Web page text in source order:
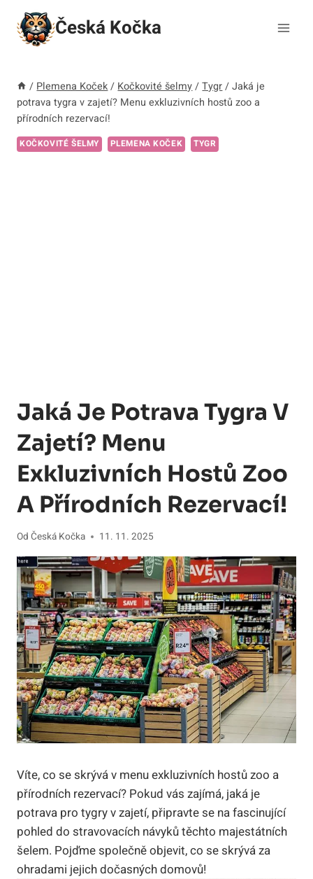
Přeskočit
obsah
Česká Kočka
/ Plemena Koček / Kočkovité šelmy / Tygr / Jaká je
potrava tygra v zajetí? Menu exkluzivních hostů zoo a
přírodních rezervací!
KOČKOVITÉ ŠELMY PLEMENA KOČEK TYGR
Jaká Je Potrava Tygra V
Zajetí? Menu
Exkluzivních Hostů Zoo
A Přírodních Rezervací!
Od Česká Kočka 11. 11. 2025
Víte, co se skrývá v menu exkluzivních hostů zoo a
přírodních rezervací? Pokud vás zajímá, jaká je
potrava pro tygry v zajetí, připravte se na fascinující
pohled do stravovacích návyků těchto majestátních
šelem. Pojďme společně objevit, co se skrývá za
ohradami jejich dočasných domovů!